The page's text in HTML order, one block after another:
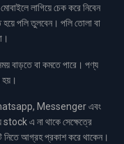
লাগিয়ে চেক করে নিবেন
হয়ে পলি তুলবেন। পলি তোলা বা
বাড়তে বা কমতে পারে। পণ্য
হয়।
Messenger এবং
এ না থাকে সেক্ষেত্রে
আগ্রহ প্রকাশ করে থাকেন।